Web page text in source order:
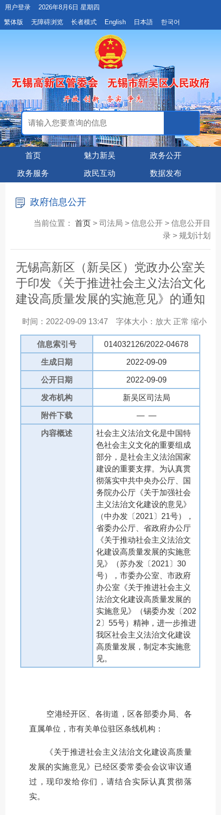
用户登录
2026年8月6日 星期四
繁体版
无障碍浏览 长者模式 English 日本語 한국어
首页 魅力新吴 政务公开
政务服务 政民互动 数据发布
政府信息公开
当前位置： 首页> 司法局 > 信息公开 > 信息公开目
录 > 规划计划
无锡高新区（新吴区）党政办公室关
于印发《关于推进社会主义法治文化
建设高质量发展的实施意见》的通知
时间：2022-09-09 13:47 字体大小： 放大 正常 缩小
信息索引号 014032126/2022-04678
生成日期 2022-09-09
公开日期 2022-09-09
发布机构 新吴区司法局
附件下载 — —
内容概述
社会主义法治文化是中国特
色社会主义文化的重要组成
部分，是社会主义法治国家
建设的重要支撑。为认真贯
彻落实中共中央办公厅、国
务院办公厅《关于加强社会
主义法治文化建设的意见》
（中办发〔2021〕21号），
省委办公厅、省政府办公厅
《关于推动社会主义法治文
化建设高质量发展的实施意
见》（苏办发〔2021〕30
号），市委办公室、市政府
办公室《关于推进社会主义
法治文化建设高质量发展的
实施意见》（锡委办发〔202
2〕55号）精神，进一步推进
我区社会主义法治文化建设
高质量发展，制定本实施意
见。
空港经开区、各街道，区各部委办局、各
直属单位，市有关单位驻区条线机构：
《关于推进社会主义法治文化建设高质量
发展的实施意见》已经区委常委会会议审议通
过，现印发给你们，请结合实际认真贯彻落
实。